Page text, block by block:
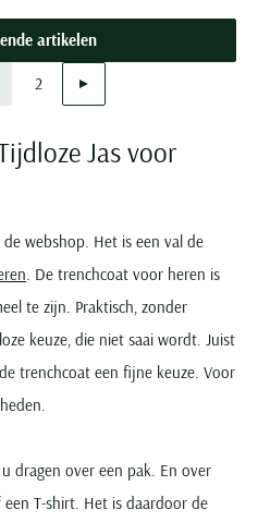
artikelen
Current Page
Page
2 Volgende
Jas voor
webshop. Het is een val de
. De trenchcoat voor heren is
te zijn. Praktisch, zonder
keuze, die niet saai wordt. Juist
trenchcoat een fijne keuze. Voor
dragen over een pak. En over
T-shirt. Het is daardoor de